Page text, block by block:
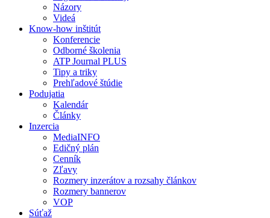
Názory
Videá
Know-how inštitút
Konferencie
Odborné školenia
ATP Journal PLUS
Tipy a triky
Prehľadové štúdie
Podujatia
Kalendár
Články
Inzercia
MediaINFO
Edičný plán
Cenník
Zľavy
Rozmery inzerátov a rozsahy článkov
Rozmery bannerov
VOP
Súťaž